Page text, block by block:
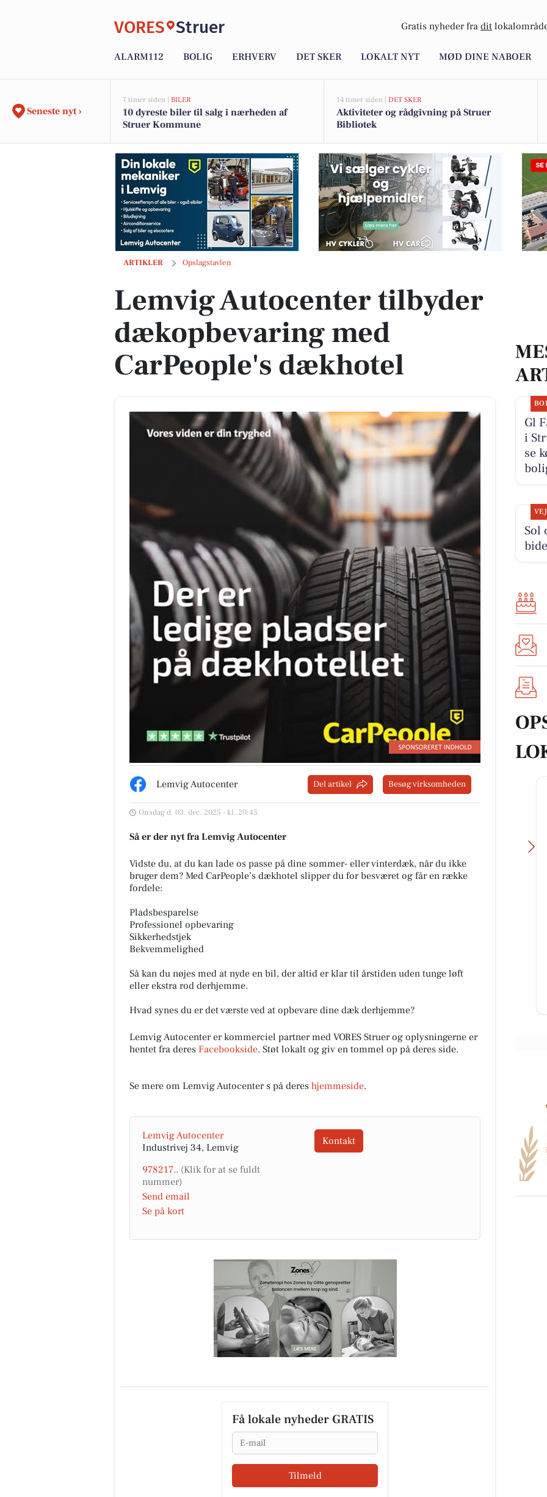
VORES Struer Gratis nyheder fra dit
ALARM112 BOLIG ERHVERV DET SKER LOKALT NYT MØD DINE NABOER
Seneste nyt ›
7 timer siden | BILER
10 dyreste biler til salg i nærheden af
Struer Kommune
14 timer siden | DET SKER
Aktiviteter og rådgivning på Struer
Bibliotek
ARTIKLER Opslagstavlen
Lemvig Autocenter tilbyder dækopbevaring med CarPeople's dækhotel
Lemvig Autocenter tilbyder
dækopbevaring med
CarPeople's dækhotel
Lemvig Autocenter Del artikel Besøg virksomheden
Onsdag d. 03. dec. 2025 - kl. 20:45
Så er der nyt fra Lemvig Autocenter
Vidste du, at du kan lade os passe på dine sommer- eller vinterdæk, når du ikke
bruger dem? Med CarPeople’s dækhotel slipper du for besværet og får en række
fordele:
Pladsbesparelse
Professionel opbevaring
Sikkerhedstjek
Bekvemmelighed
Så kan du nøjes med at nyde en bil, der altid er klar til årstiden uden tunge løft
eller ekstra rod derhjemme.
Hvad synes du er det værste ved at opbevare dine dæk derhjemme?
Lemvig Autocenter er kommerciel partner med VORES Struer og oplysningerne er
hentet fra deres Facebookside. Støt lokalt og giv en tommel op på deres side.
Se mere om Lemvig Autocenter s på deres hjemmeside.
Lemvig Autocenter
Industrivej 34, Lemvig
978217..
Send email
Se på kort
Kontakt
Få lokale nyheder GRATIS
Email
Tilmeld
Gl
i
se
Sol
Restaurant Mellow
📢📢📢📢 ER DET DIG VI SØGER??
Tjenere/serveringspersonale søges
til restaurant lige udenfor Lemvig
vejen. Med et bremsee...